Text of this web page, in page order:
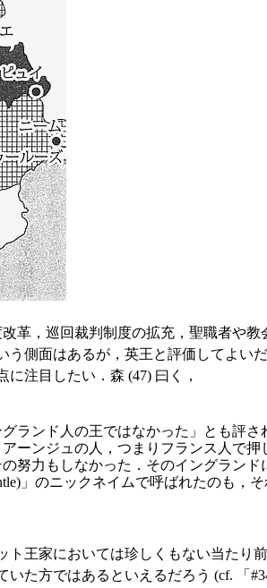
革，巡回裁判制度の拡充，聖職者や
側面はあるが，英王と評価してよい
注目したい．森 (47) 曰く，
ランド人の王ではなかった」とも評
ーンジュの人，つまりフランス人で
努力もしなかった．そのイングラン
」のニックネイムで呼ばれたのも，
王家においては珍しくもない当たり
た方ではあるといえるだろう (cf. 「